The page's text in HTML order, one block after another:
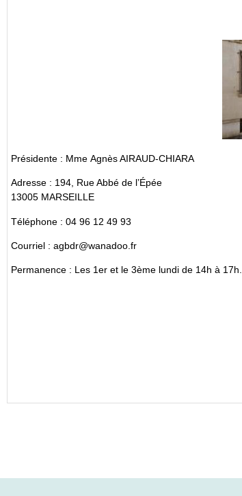
Présidente : Mme Agnès AIRAUD-CHIARA
Adresse : 194, Rue Abbé de l’Épée
13005 MARSEILLE
Téléphone : 04 96 12 49 93
Courriel : agbdr@wanadoo.fr
Permanence : Les 1er et le 3ème lundi de 14h à 17h.